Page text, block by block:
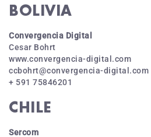
BOLIVIA
Convergencia Digital
Cesar Bohrt
www.convergencia-digital.com
ccbohrt@convergencia-digital.com
+ 591 75846201
CHILE
Sercom